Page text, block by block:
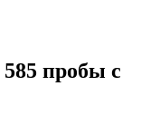
585 пробы с